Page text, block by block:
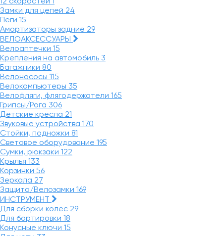
Замки для цепей 24
Пеги 15
Амортизаторы задние 29
ВЕЛОАКСЕССУАРЫ
Велоаптечки 15
Крепления на автомобиль 3
Багажники 80
Велонасосы 115
Велокомпьютеры 35
Велофляги, флягодержатели 165
Грипсы/Рога 306
Детские кресла 21
Звуковые устройства 170
Стойки, подножки 81
Световое оборудование 195
Сумки, рюкзаки 122
Крылья 133
Корзинки 56
Зеркала 27
Защита/Велозамки 169
ИНСТРУМЕНТ
Для сборки колес 29
Для бортировки 18
Конусные ключи 15